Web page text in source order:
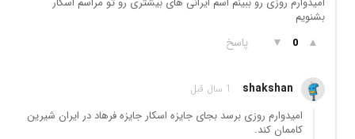
بشنویم
▲
0
▼ پاسخ
shakshan 1 سال قبل
امیدوارم روزی برسد بجای جایزه اسکار جایزه فرهاد در ایران شیرین
کاممان کند.